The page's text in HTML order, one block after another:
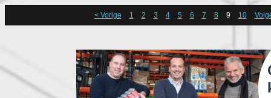
< Vorige 1 2 3 4 5 6 7 8 9 10